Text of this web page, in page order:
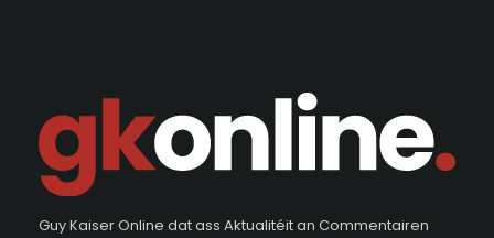
Guy Kaiser Online dat ass Aktualitéit an Commentairen